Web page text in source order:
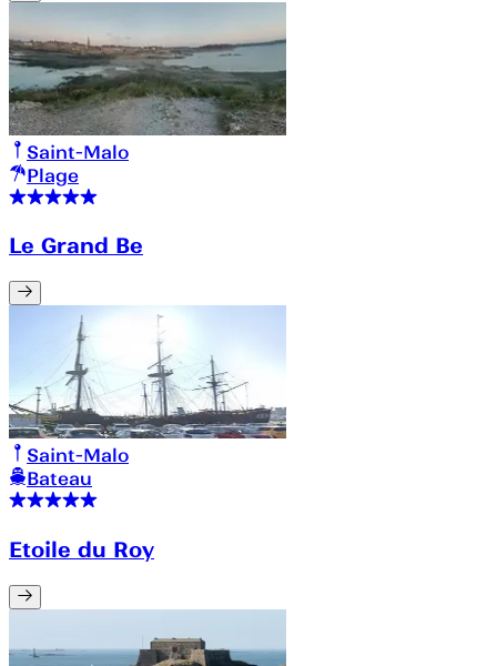
Saint-Malo
Plage
Le Grand Be
Saint-Malo
Bateau
Etoile du Roy